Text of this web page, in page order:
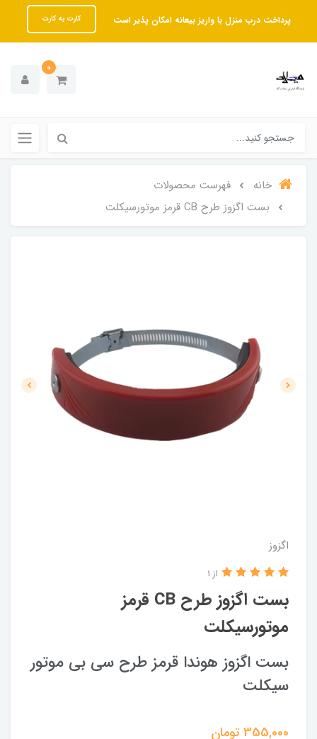
پرداخت درب منزل با واریز بیعانه امکان پذیر است کارت به کارت
0
خانه
فهرست محصولات
بست اگزوز طرح CB قرمز موتورسیکلت
اگزوز
بست اگزوز طرح CB قرمز
موتورسیکلت
از 1
بست اگزوز هوندا قرمز طرح سی بی موتور
سیکلت
355,000تومان